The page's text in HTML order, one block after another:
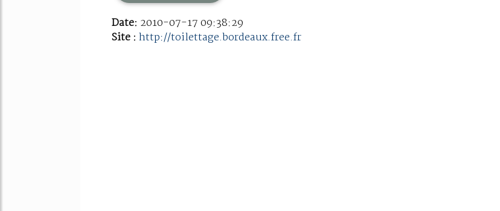
Date: 2010-07-17 09:38:29
Site : http://toilettage.bordeaux.free.fr